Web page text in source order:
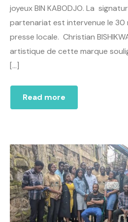
joyeux BIN KABODJO. La
partenariat est intervenue le 30
presse locale. Christian
artistique de cette marque
[…]
Read more